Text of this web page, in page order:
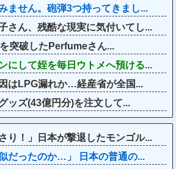
ません。砲弾3つ持ってきまし...
さん、残酷な現実に気付いてし...
突破したPerfumeさん...
にして姪を毎日ウトメへ預ける...
はLPG漏れか…経産省が全国...
ッズ(43億円分)を注文して...
り！」日本が撃退したモンゴル...
だったのか…」 日本の普通の...